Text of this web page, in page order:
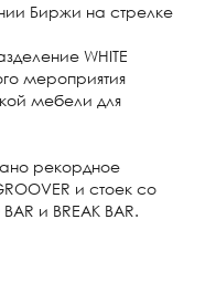
Биржи на стрелке
WHITE
мероприятия
мебели для
рекордное
и стоек со
и BREAK BAR.